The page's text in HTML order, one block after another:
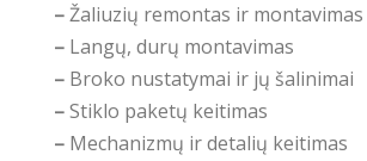
–Žaliuzių remontas ir montavimas
– Langų, durų montavimas
– Broko nustatymai ir jų šalinimai
–Stiklo paketų keitimas
– Mechanizmų ir detalių keitimas